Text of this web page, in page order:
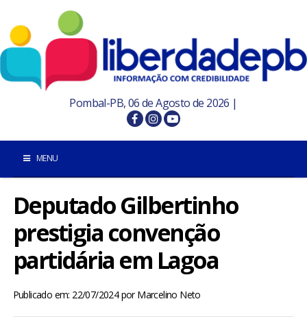
Pombal-PB, 06 de Agosto de 2026 |
MENU
INÍCIO
POMBAL E REGIÃO
BRASIL
Deputado Gilbertinho
prestigia convenção
partidária em Lagoa
Publicado em: 22/07/2024porMarcelino Neto